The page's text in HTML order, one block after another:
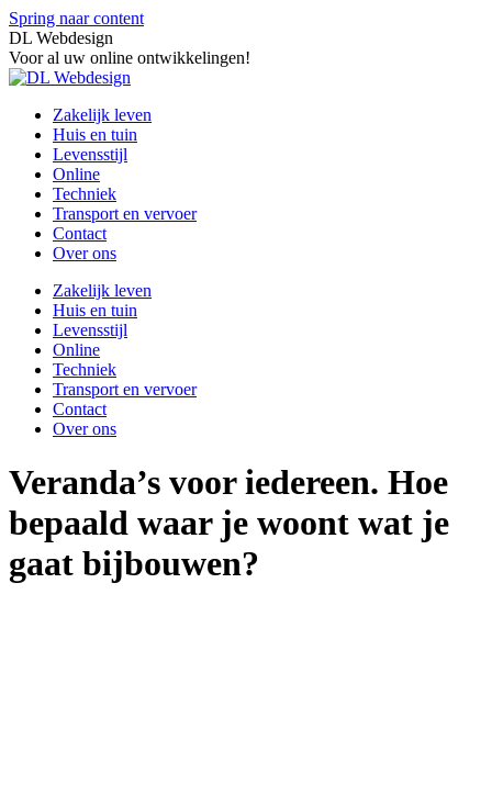
Spring naar content
DL Webdesign
Voor al uw online ontwikkelingen!
Zakelijk leven
Huis en tuin
Levensstijl
Online
Techniek
Transport en vervoer
Contact
Over ons
Zakelijk leven
Huis en tuin
Levensstijl
Online
Techniek
Transport en vervoer
Contact
Over ons
Veranda’s voor iedereen. Hoe
bepaald waar je woont wat je
gaat bijbouwen?